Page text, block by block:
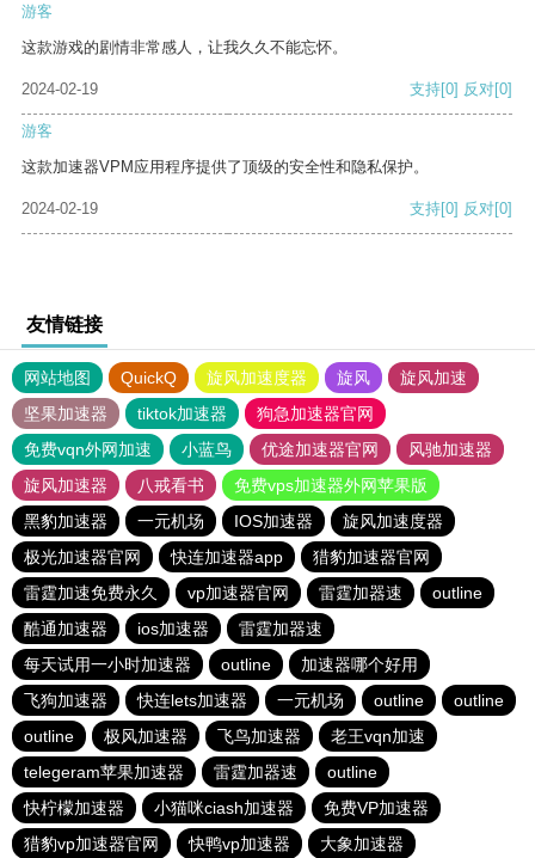
游客
这款游戏的剧情非常感人，让我久久不能忘怀。
2024-02-19 支持[0] 反对[0]
游客
这款加速器VPM应用程序提供了顶级的安全性和隐私保护。
2024-02-19 支持[0] 反对[0]
友情链接
网站地图 QuickQ 旋风加速度器 旋风
旋风加速
坚果加速器
tiktok加速器
狗急加速器官网
免费vqn外网加速
小蓝鸟 优途加速器官网
风驰加速器
旋风加速器
八戒看书
免费vps加速器外网苹果版
黑豹加速器
一元机场 IOS加速器
旋风加速度器
极光加速器官网
快连加速器app
猎豹加速器官网
雷霆加速免费永久
vp加速器官网 雷霆加器速
outline
酷通加速器
ios加速器
雷霆加器速
每天试用一小时加速器
outline
加速器哪个好用
飞狗加速器
快连lets加速器 一元机场 outline
outline
outline
极风加速器 飞鸟加速器
老王vqn加速
telegeram苹果加速器
雷霆加器速
outline
快柠檬加速器
小猫咪ciash加速器
免费VP加速器
猎豹vp加速器官网
快鸭vp加速器 大象加速器